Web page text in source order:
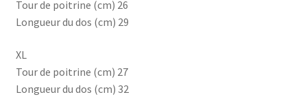
Tour de poitrine (cm) 26
Longueur du dos (cm) 29
XL
Tour de poitrine (cm) 27
Longueur du dos (cm) 32